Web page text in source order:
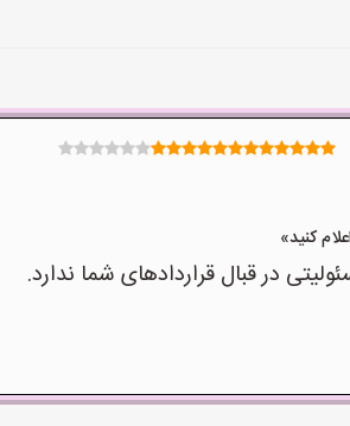
در قبال قراردادهای شما ندارد.